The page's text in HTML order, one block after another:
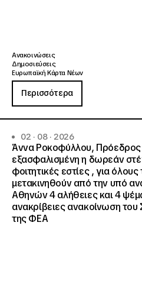
Ανακοινώσεις
Δημοσιεύσεις
Ευρωπαϊκή Κάρτα Νέων
Περισσότερα
02 · 08 · 2026
Άννα Ροκοφύλλου, Πρόεδρος
εξασφαλισμένη η δωρεάν
φοιτητικές εστίες , για
μετακινηθούν από την υπό
Αθηνών 4 αλήθειες και 4
ανακρίβειες ανακοίνωση
της ΦΕΑ